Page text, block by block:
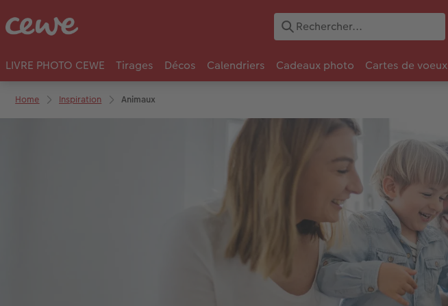
LIVRE PHOTO CEWE Tirages Décos Calendriers Cadeaux photo Cartes de voeux
Home Inspiration Animaux